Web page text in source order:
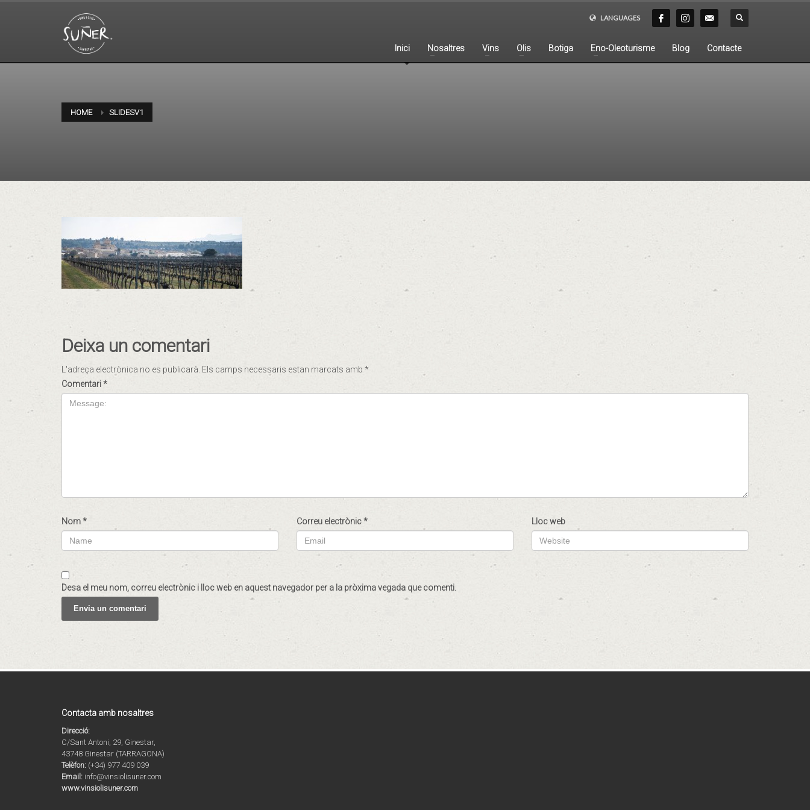
LANGUAGES
Inici Nosaltres Vins Olis Botiga Eno-Oleoturisme Blog Contacte
HOME SLIDESV1
Deixa un comentari
L'adreça electrònica no es publicarà. Els camps necessaris estan marcats amb *
Comentari*
Nom* Correu electrònic* Lloc web
Desa el meu nom, correu electrònic i lloc web en aquest navegador per a la pròxima vegada que comenti.
Contacta amb nosaltres
Direcció:
C/Sant Antoni, 29, Ginestar,
43748 Ginestar (TARRAGONA)
Telèfon: (+34) 977 409 039
Email: info@vinsiolisuner.com
www.vinsiolisuner.com